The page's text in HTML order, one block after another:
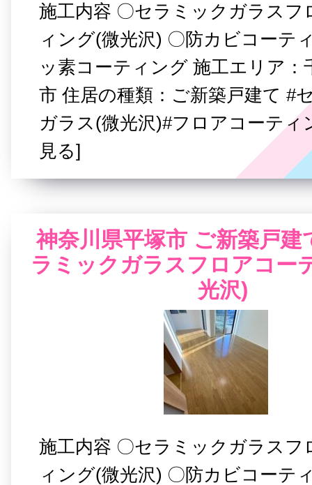
施工内容 〇セラミックガラスフ
ィング(微光沢) 〇防カビコーテ
ッ素コーティング 施工エリア：
市 住居の種類：ご新築戸建て #
ガラス(微光沢)#フロアコーテ
見る]
神奈川県平塚市 ご新築戸建
ラミックガラスフロアコー
光沢)
施工内容 〇セラミックガラスフ
ィング(微光沢) 〇防カビコーテ